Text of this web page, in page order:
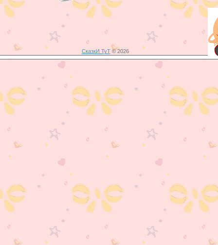
СказкИ ТуТ© 2026